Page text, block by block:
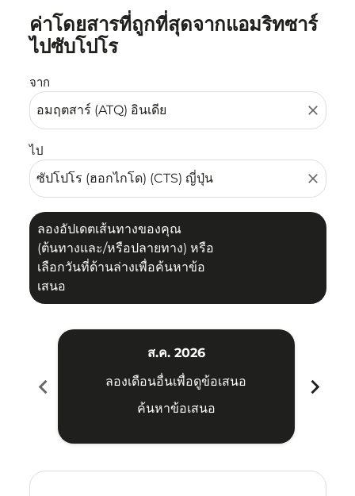
ค่าโดยสารที่ถูกที่สุดจากแอมริทซาร์
ไปซับโปโร
จาก
close
ไป
close
ลองอัปเดตเส้นทางของคุณ
(ต้นทางและ/หรือปลายทาง) หรือ
เลือกวันที่ด้านล่างเพื่อค้นหาข้อ
เสนอ
ลองอัปเดตเส้นทางของคุณ (ต้นทางและ/หรือปลายทาง) หรื
chevron_left
ส.ค. 2026
ลองเดือนอื่นเพื่อดูข้อเสนอ
ค้นหาข้อเสนอ
chevron_right